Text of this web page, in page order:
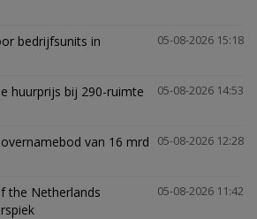
05-08-2026 15:18
bedrijfsunits in
05-08-2026 14:53
huurprijs bij 290-ruimte
05-08-2026 12:28
van 16 mrd
05-08-2026 11:42
the Netherlands